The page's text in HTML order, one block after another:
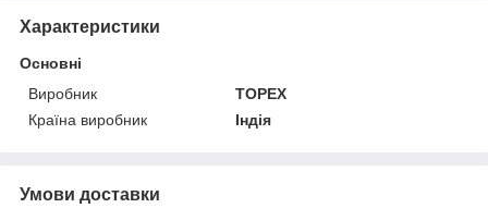
Характеристики
Основні
Виробник
TOPEX
Країна виробник
Індія
Умови доставки